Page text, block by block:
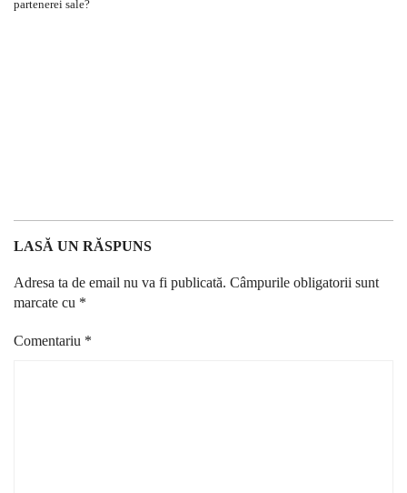
LASĂ UN RĂSPUNS
Adresa ta de email nu va fi publicată. Câmpurile obligatorii sunt
marcate cu *
Comentariu *